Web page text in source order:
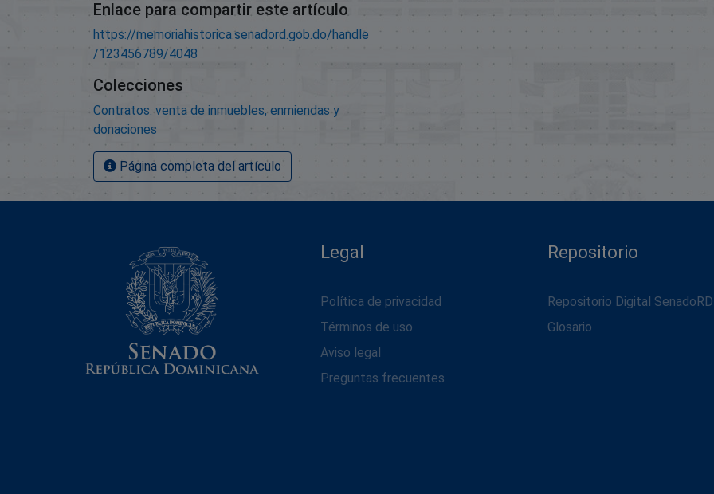
Enlace para compartir este artículo
https://memoriahistorica.senadord.gob.do/handle
/123456789/4048
Colecciones
Contratos: venta de inmuebles, enmiendas y
donaciones
Página completa del artículo
Legal
Política de privacidad
Términos de uso
Aviso legal
Preguntas frecuentes
Repositorio
Repositorio Digital SenadoRD
Glosario